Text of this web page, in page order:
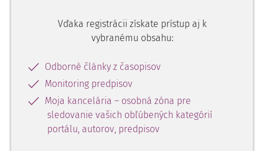
ustanovenia § 5b zákon nadobudol účinnosť 1. mája 2014.
Zákonodarca pritom v súvislosti s režimom § 5b
2. Reakcia na prijatie ustanovenia
§ 5b ZOS
Reakcia odbornej právnickej obce na prijatie ustanovenia
Vďaka registrácii získate prístup aj k
vybranému obsahu:
Odborné články z časopisov
Monitoring predpisov
Moja kancelária – osobná zóna pre
sledovanie vašich obľúbených kategórií
portálu, autorov, predpisov